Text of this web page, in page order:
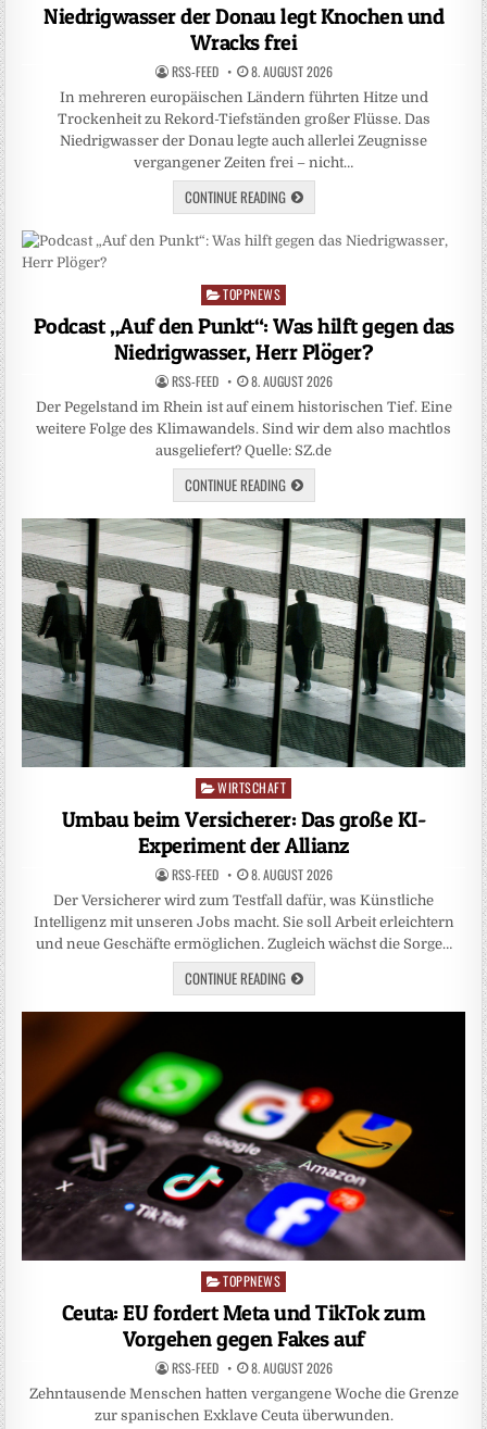
Niedrigwasser der Donau legt Knochen und
Wracks frei
RSS-FEED 8. AUGUST 2026
In mehreren europäischen Ländern führten Hitze und
Trockenheit zu Rekord-Tiefständen großer Flüsse. Das
Niedrigwasser der Donau legte auch allerlei Zeugnisse
vergangener Zeiten frei – nicht…
CONTINUE READING
Posted
in
TOPPNEWS
Podcast „Auf den Punkt“: Was hilft gegen das
Niedrigwasser, Herr Plöger?
RSS-FEED 8. AUGUST 2026
Der Pegelstand im Rhein ist auf einem historischen Tief. Eine
weitere Folge des Klimawandels. Sind wir dem also machtlos
ausgeliefert? Quelle: SZ.de
CONTINUE READING
Posted
in
WIRTSCHAFT
Umbau beim Versicherer: Das große KI-
Experiment der Allianz
RSS-FEED 8. AUGUST 2026
Der Versicherer wird zum Testfall dafür, was Künstliche
Intelligenz mit unseren Jobs macht. Sie soll Arbeit erleichtern
und neue Geschäfte ermöglichen. Zugleich wächst die Sorge…
CONTINUE READING
Posted
in
TOPPNEWS
Ceuta: EU fordert Meta und TikTok zum
Vorgehen gegen Fakes auf
RSS-FEED 8. AUGUST 2026
Zehntausende Menschen hatten vergangene Woche die Grenze
zur spanischen Exklave Ceuta überwunden.